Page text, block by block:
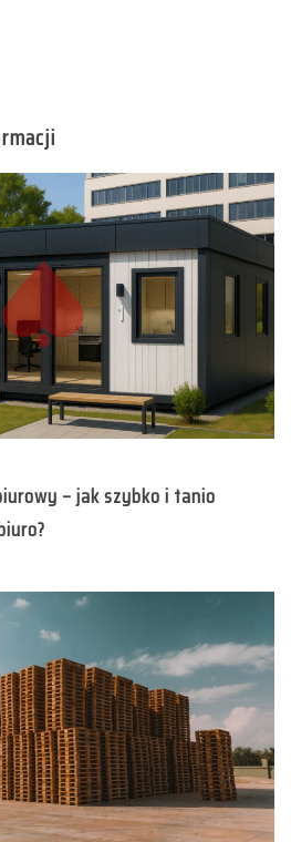
– jak szybko i tanio